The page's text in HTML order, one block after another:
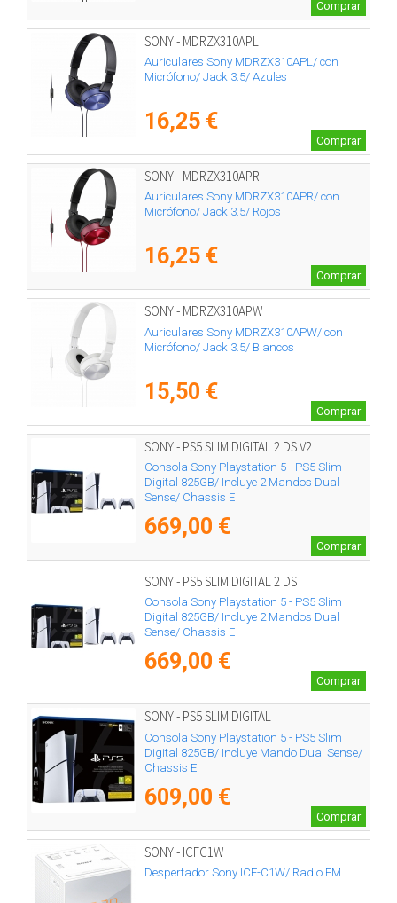
Comprar
SONY - MDRZX310APL
Auriculares Sony MDRZX310APL/ con
Micrófono/ Jack 3.5/ Azules
16,25 €
Comprar
SONY - MDRZX310APR
Auriculares Sony MDRZX310APR/ con
Micrófono/ Jack 3.5/ Rojos
16,25 €
Comprar
SONY - MDRZX310APW
Auriculares Sony MDRZX310APW/ con
Micrófono/ Jack 3.5/ Blancos
15,50 €
Comprar
SONY - PS5 SLIM DIGITAL 2 DS V2
Consola Sony Playstation 5 - PS5 Slim
Digital 825GB/ Incluye 2 Mandos Dual
Sense/ Chassis E
669,00 €
Comprar
SONY - PS5 SLIM DIGITAL 2 DS
Consola Sony Playstation 5 - PS5 Slim
Digital 825GB/ Incluye 2 Mandos Dual
Sense/ Chassis E
669,00 €
Comprar
SONY - PS5 SLIM DIGITAL
Consola Sony Playstation 5 - PS5 Slim
Digital 825GB/ Incluye Mando Dual Sense/
Chassis E
609,00 €
Comprar
SONY - ICFC1W
Despertador Sony ICF-C1W/ Radio FM